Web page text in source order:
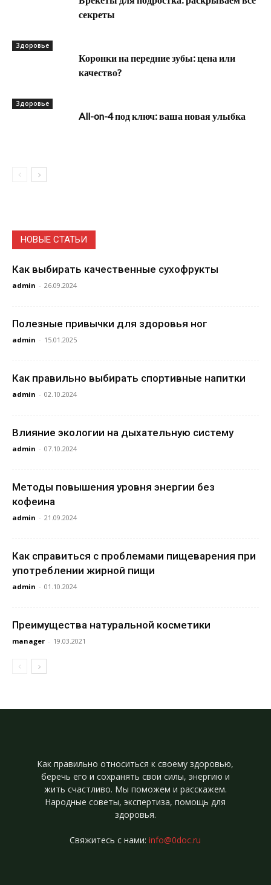
секреты
Здоровье
Коронки на передние зубы: цена или
качество?
Здоровье
All-on-4 под ключ: ваша новая улыбка
НОВЫЕ СТАТЬИ
Как выбирать качественные сухофрукты
admin - 26.09.2024
Полезные привычки для здоровья ног
admin - 15.01.2025
Как правильно выбирать спортивные напитки
admin - 02.10.2024
Влияние экологии на дыхательную систему
admin - 07.10.2024
Методы повышения уровня энергии без
кофеина
admin - 21.09.2024
Как справиться с проблемами пищеварения при
употреблении жирной пищи
admin - 01.10.2024
Преимущества натуральной косметики
manager - 19.03.2021
Как правильно относиться к своему здоровью,
беречь его и сохранять свои силы, энергию и
жить счастливо. Мы поможем и расскажем.
Народные советы, экспертиза, помощь для
здоровья.
Свяжитесь с нами:info@0doc.ru